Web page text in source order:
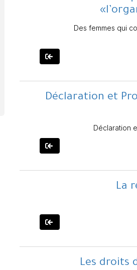
Des femmes qui
Déclaration et
Déclaration
La
Les droits